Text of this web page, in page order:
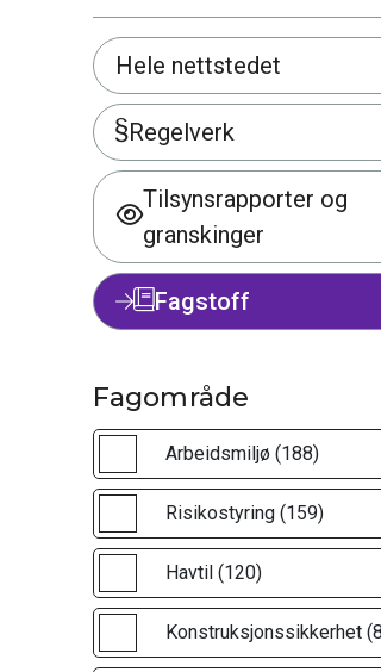
Hele nettstedet
Regelverk
Tilsynsrapporter og
granskinger
Fagstoff
Fagområde
Arbeidsmiljø (188)
Risikostyring (159)
Havtil (120)
Konstruksjonssikkerhet